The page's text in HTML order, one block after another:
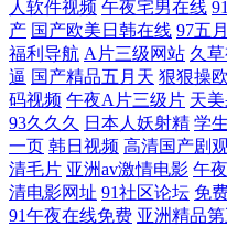
美 欧美日韩国产卡通 亚洲精品
洲奶水xxxx91 大香蕉久久综合
利亚洲一区二区 日韓中文字幕
91传媒合集 国产亚洲一卡一 日
人软件视频 午夜宅男在线
产 国产欧美日韩在线 97五
福利导航 A片三级网站 久
逼 国产精品五月天 狠狠操
码视频 午夜A片三级片 天
93久久久
日本人妖射精 学
一页 韩日视频 高清国产剧
清毛片 亚洲av激情电影 午
清电影网址 91社区论坛 免
91午夜在线免费 亚洲精品